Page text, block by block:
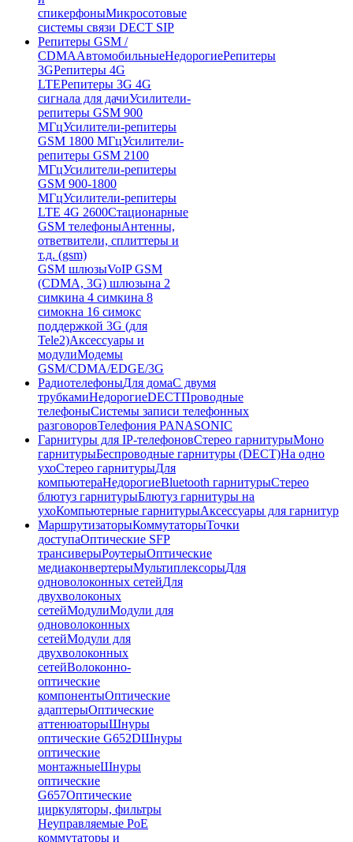
спикерфоныМикросотовые
системы связи DECT SIP
Репитеры GSM /
CDMAАвтомобильныеНедорогиеРепитеры
3GРепитеры 4G
LTEРепитеры 3G 4G
сигнала для дачиУсилители-
репитеры GSM 900
МГцУсилители-репитеры
GSM 1800 МГцУсилители-
репитеры GSM 2100
МГцУсилители-репитеры
GSM 900-1800
МГцУсилители-репитеры
LTE 4G 2600Стационарные
GSM телефоныАнтенны,
ответвители, сплиттеры и
т.д. (gsm)
GSM шлюзыVoIP GSM
(CDMA, 3G) шлюзына 2
симкина 4 симкина 8
симокна 16 симокс
поддержкой 3G (для
Tele2)Аксессуары и
модулиМодемы
GSM/CDMA/EDGE/3G
РадиотелефоныДля домаС двумя
трубкамиНедорогиеDECTПроводные
телефоныСистемы записи телефонных
разговоровТелефония PANASONIC
Гарнитуры для IP-телефоновСтерео гарнитурыМоно
гарнитурыБеспроводные гарнитуры (DECT)На одно
ухоСтерео гарнитурыДля
компьютераНедорогиеBluetooth гарнитурыСтерео
блютуз гарнитурыБлютуз гарнитуры на
ухоКомпьютерные гарнитурыАксессуары для гарнитур
МаршрутизаторыКоммутаторыТочки
доступаОптические SFP
трансиверыРоутерыОптические
медиаконвертерыМультиплексорыДля
одноволоконных сетейДля
двухволоконых
сетейМодулиМодули для
одноволоконных
сетейМодули для
двухволоконных
сетейВолоконно-
оптические
компонентыОптические
адаптерыОптические
аттенюаторыШнуры
оптические G652DШнуры
оптические
монтажныеШнуры
оптические
G657Оптические
циркуляторы, фильтры
Неуправляемые PoE
коммутаторы и